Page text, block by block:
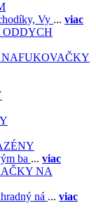
Vy ... viac
ODDYCH
NAFUKOVAČKY
ba ... viac
NA
ná ... viac